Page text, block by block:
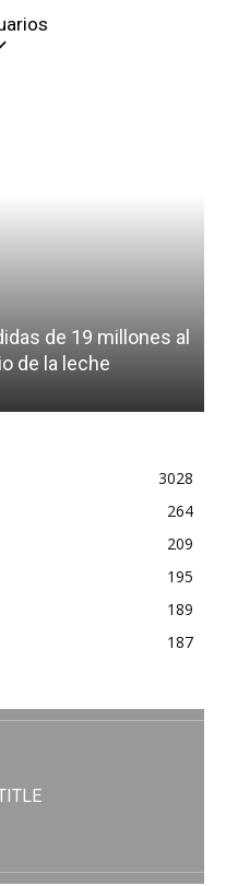
de 19 millones al
de la leche
3028
264
209
195
189
187